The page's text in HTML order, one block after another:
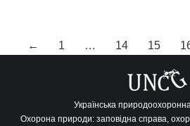
← 1 … 14 15
Українська
Охорона природи: заповідна справа,